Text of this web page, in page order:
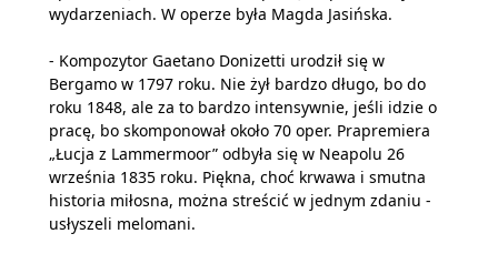
wydarzeniach. W operze była Magda Jasińska.
- Kompozytor Gaetano Donizetti urodził się w
Bergamo w 1797 roku. Nie żył bardzo długo, bo do
roku 1848, ale za to bardzo intensywnie, jeśli idzie o
pracę, bo skomponował około 70 oper. Prapremiera
„Łucja z Lammermoor” odbyła się w Neapolu 26
września 1835 roku. Piękna, choć krwawa i smutna
historia miłosna, można streścić w jednym zdaniu -
usłyszeli melomani.